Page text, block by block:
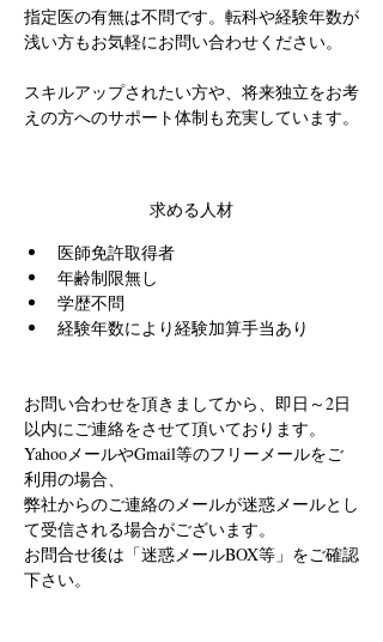
指定医の有無は不問です。転科や経験年数が
浅い方もお気軽にお問い合わせください。
スキルアップされたい方や、将来独立をお考
えの方へのサポート体制も充実しています。
求める人材
医師免許取得者
年齢制限無し
学歴不問
経験年数により経験加算手当あり
お問い合わせを頂きましてから、即日～2日
以内にご連絡をさせて頂いております。
YahooメールやGmail等のフリーメールをご
利用の場合、
弊社からのご連絡のメールが迷惑メールとし
て受信される場合がございます。
お問合せ後は「迷惑メールBOX等」をご確認
下さい。